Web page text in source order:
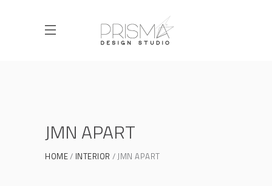
JMN APART
HOME INTERIOR JMN APART